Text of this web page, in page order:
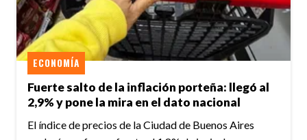
Fuerte salto de la inflación porteña: llegó al
2,9% y pone la mira en el dato nacional
ECONOMÍA
El índice de precios de la Ciudad de Buenos Aires